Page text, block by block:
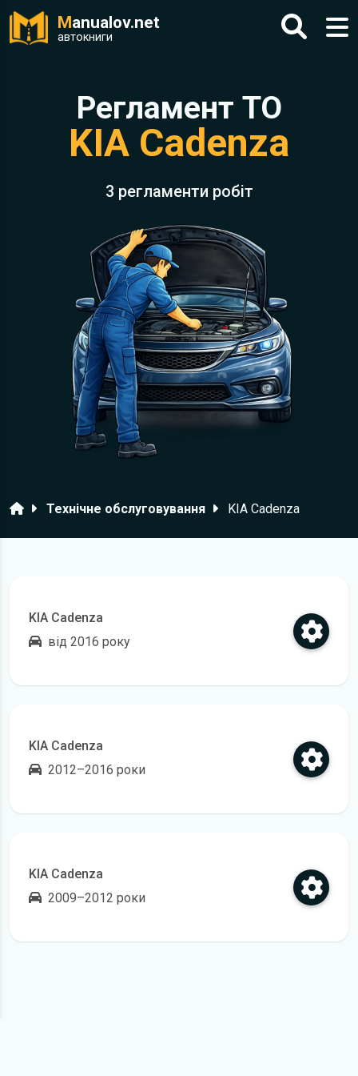
Manualov.net
автокниги
Регламент ТО
KIA Cadenza
3 регламенти робіт
ГоловнаТехнічне обслуговування KIA Cadenza
KIA Cadenza
від 2016 року
KIA Cadenza
2012–2016 роки
KIA Cadenza
2009–2012 роки